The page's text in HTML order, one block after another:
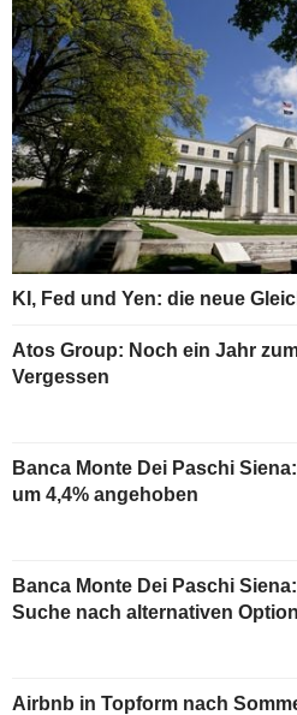
KI, Fed und Yen: die neue
Atos Group: Noch ein Jahr
Vergessen
Banca Monte Dei Paschi
um 4,4% angehoben
Banca Monte Dei Paschi
Suche nach alternativen
Airbnb in Topform nach